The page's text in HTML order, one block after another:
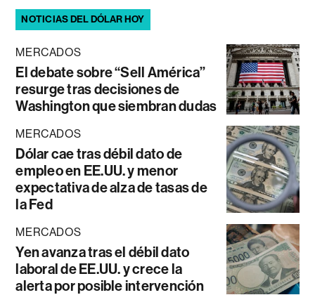
NOTICIAS DEL DÓLAR HOY
MERCADOS
El debate sobre “Sell América”
resurge tras decisiones de
Washington que siembran dudas
MERCADOS
Dólar cae tras débil dato de
empleo en EE.UU. y menor
expectativa de alza de tasas de
la Fed
MERCADOS
Yen avanza tras el débil dato
laboral de EE.UU. y crece la
alerta por posible intervención